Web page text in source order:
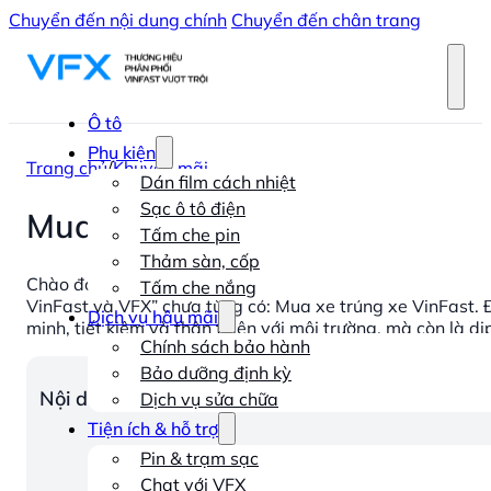
Chuyển đến nội dung chính Chuyển đến chân trang
Ô tô
Phụ kiện
Dán film cách nhiệt
Sạc ô tô điện
Tấm che pin
Thảm sàn, cốp
Tấm che nắng
Dịch vụ hậu mãi
Chính sách bảo hành
Bảo dưỡng định kỳ
Dịch vụ sửa chữa
Tiện ích & hỗ trợ
Pin & trạm sạc
Chat với VFX
Trang chủ/Khuyến mãi
Mua xe trúng xe – Nhân đôi
Chào đón năm mới 2026 rực rỡ, VinFast chính thức tung
VinFast và VFX” chưa từng có: Mua xe trúng xe
minh, tiết kiệm và thân thiện với môi trường, mà còn là
Nội dung chính